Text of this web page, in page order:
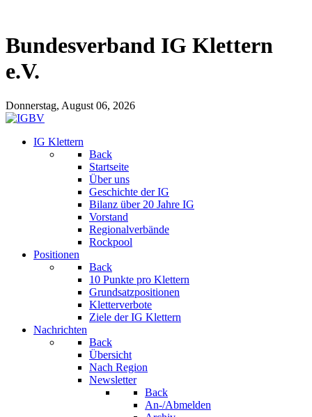
Bundesverband IG Klettern
e.V.
Donnerstag, August 06, 2026
IG Klettern
Back
Startseite
Über uns
Geschichte der IG
Bilanz über 20 Jahre IG
Vorstand
Regionalverbände
Rockpool
Positionen
Back
10 Punkte pro Klettern
Grundsatzpositionen
Kletterverbote
Ziele der IG Klettern
Nachrichten
Back
Übersicht
Nach Region
Newsletter
Back
An-/Abmelden